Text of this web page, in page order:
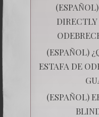
(ESPAÑOL)
ESTAFA DE
(ESPAÑOL)